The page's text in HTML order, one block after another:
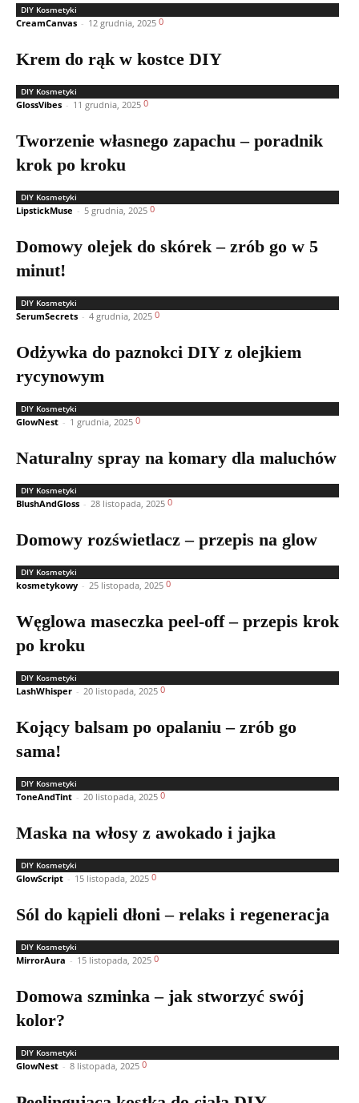
DIY Kosmetyki
CreamCanvas - 12 grudnia, 2025 0
Krem do rąk w kostce DIY
DIY Kosmetyki
GlossVibes - 11 grudnia, 2025 0
Tworzenie własnego zapachu – poradnik
krok po kroku
DIY Kosmetyki
LipstickMuse - 5 grudnia, 2025 0
Domowy olejek do skórek – zrób go w 5
minut!
DIY Kosmetyki
SerumSecrets - 4 grudnia, 2025 0
Odżywka do paznokci DIY z olejkiem
rycynowym
DIY Kosmetyki
GlowNest - 1 grudnia, 2025 0
Naturalny spray na komary dla maluchów
DIY Kosmetyki
BlushAndGloss - 28 listopada, 2025 0
Domowy rozświetlacz – przepis na glow
DIY Kosmetyki
kosmetykowy - 25 listopada, 2025 0
Węglowa maseczka peel-off – przepis krok
po kroku
DIY Kosmetyki
LashWhisper - 20 listopada, 2025 0
Kojący balsam po opalaniu – zrób go
sama!
DIY Kosmetyki
ToneAndTint - 20 listopada, 2025 0
Maska na włosy z awokado i jajka
DIY Kosmetyki
GlowScript - 15 listopada, 2025 0
Sól do kąpieli dłoni – relaks i regeneracja
DIY Kosmetyki
MirrorAura - 15 listopada, 2025 0
Domowa szminka – jak stworzyć swój
kolor?
DIY Kosmetyki
GlowNest - 8 listopada, 2025 0